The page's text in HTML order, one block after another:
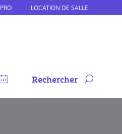
LOCATION DE SALLE
Rechercher